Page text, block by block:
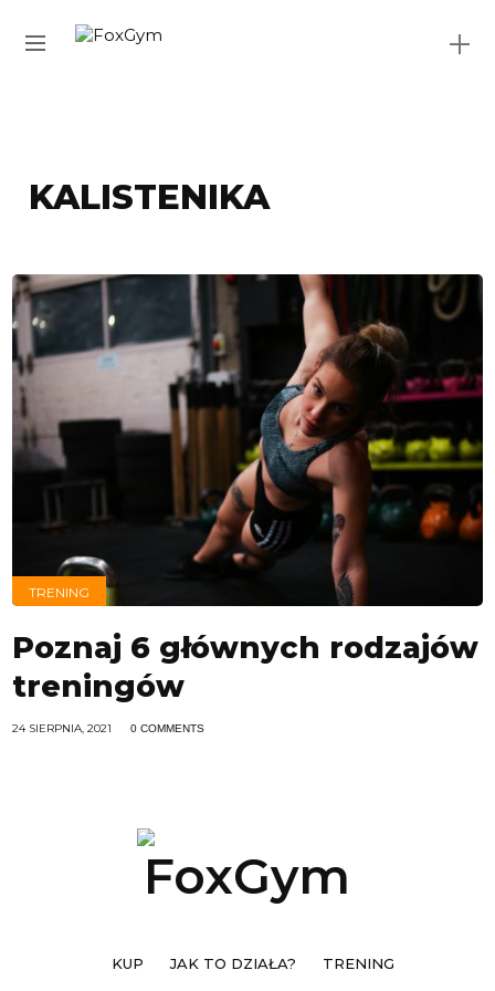
KALISTENIKA
TRENING
Poznaj 6 głównych rodzajów
treningów
24 SIERPNIA, 2021 0 COMMENTS
KUP JAK TO DZIAŁA? TRENING